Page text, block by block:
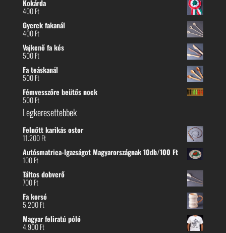
Kokárda
400Ft
Gyerek fakanál
400Ft
Vajkenő fa kés
500Ft
Fa teáskanál
500Ft
Fémvesszőre beütős nock
500Ft
Legkeresettebbek
Felnőtt karikás ostor
11.200Ft
Autósmatrica-Igazságot Magyarországnak 10db/100 Ft
100Ft
Táltos dobverő
700Ft
Fa korsó
5.200Ft
Magyar feliratú póló
4.900Ft